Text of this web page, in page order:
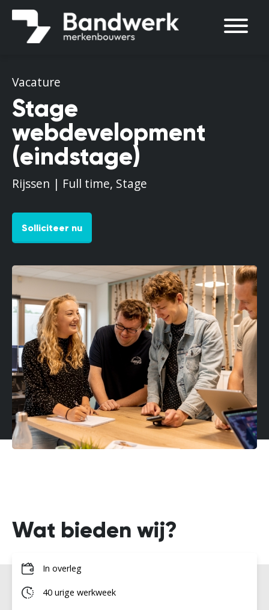
Vacature
Stage
webdevelopment
(eindstage)
Rijssen | Full time, Stage
Solliciteer nu
Wat bieden wij?
In overleg
40 urige werkweek